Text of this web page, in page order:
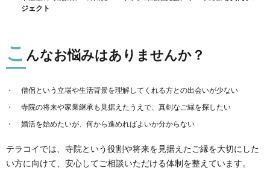
ジェクト
こ んなお悩みはありませんか？
僧侶という立場や生活背景を理解してくれる方との出会いが少ない
寺院の将来や家業継承も見据えたうえで、真剣なご縁を探したい
婚活を始めたいが、何から進めればよいか分からない
テラコイでは、寺院という役割や将来を見据えたご縁を大切にした
い方に向けて、安心してご相談いただける体制を整えています。